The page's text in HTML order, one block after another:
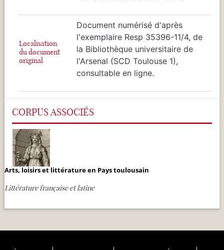
Localisation
du document
original
Document numérisé d'après
l'exemplaire Resp 35396-11/4, de
la Bibliothèque universitaire de
l'Arsenal (SCD Toulouse 1),
consultable en ligne.
CORPUS ASSOCIÉS
Arts, loisirs et littérature en Pays toulousain
Littérature française et latine